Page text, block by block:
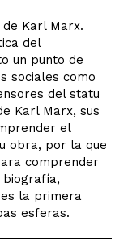
Karl Marx.
del
un punto de
sociales como
del statu
Karl Marx, sus
el
obra, por la que
comprender
biografía,
la primera
esferas.